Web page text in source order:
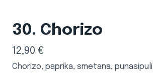
30. Chorizo
12,90 €
Chorizo, paprika, smetana, punasipuli